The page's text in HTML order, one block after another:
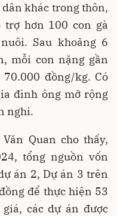
khác trong thôn,
trợ hơn 100 con gà
Sau khoảng 6
mỗi con nặng gần
đồng/kg. Có
đình ông mở rộng
nghi.
Quan cho thấy,
tổng nguồn vốn
án 2, Dự án 3 trên
để thực hiện 53
các dự án được